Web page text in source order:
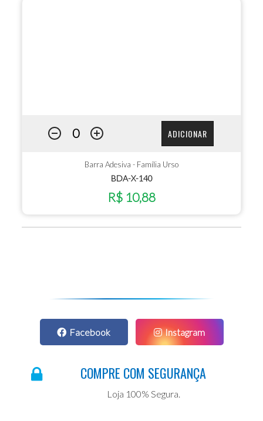
ADICIONAR
Barra Adesiva - Família Urso
BDA-X-140
R$ 10,88
Facebook Instagram
COMPRE COM SEGURANÇA
Loja 100% Segura.